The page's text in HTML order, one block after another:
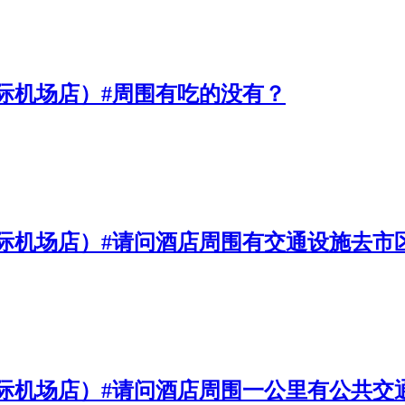
机场店）#周围有吃的没有？
机场店）#请问酒店周围有交通设施去市
机场店）#请问酒店周围一公里有公共交